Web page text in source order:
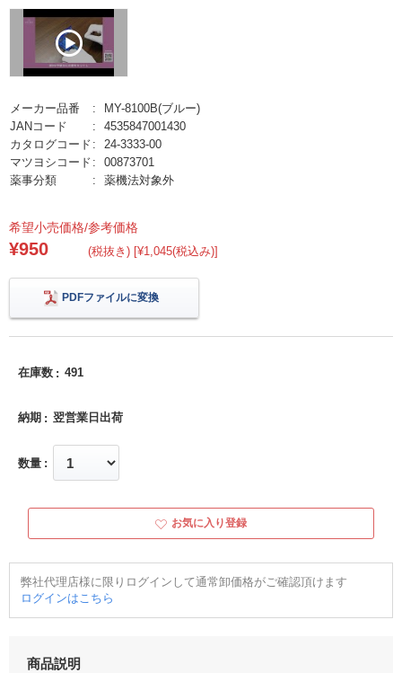
メーカー品番
MY-8100B(ブルー)
JANコード
4535847001430
カタログコード
24-3333-00
マツヨシコード
00873701
薬事分類
薬機法対象外
希望小売価格/参考価格
¥950 (税抜き) [¥1,045(税込み)]
PDFファイルに変換
在庫数 491
納期 翌営業日出荷
数量
お気に入り登録
弊社代理店様に限りログインして通常卸価格がご確認頂けます
ログインはこちら
商品説明